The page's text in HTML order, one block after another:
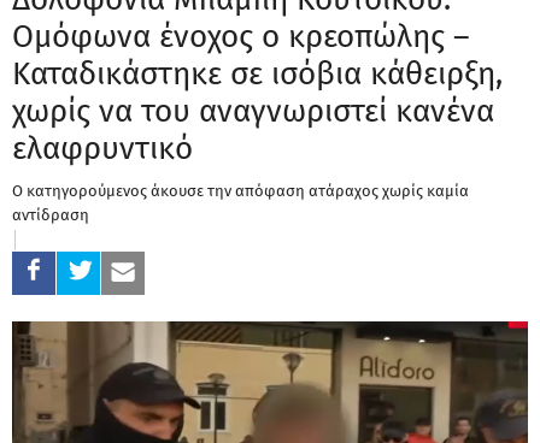
Ομόφωνα ένοχος ο κρεοπώλης –
Καταδικάστηκε σε ισόβια κάθειρξη,
χωρίς να του αναγνωριστεί κανένα
ελαφρυντικό
Ο κατηγορούμενος άκουσε την απόφαση ατάραχος χωρίς καμία
αντίδραση